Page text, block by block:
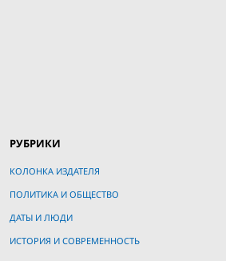
РУБРИКИ
КОЛОНКА ИЗДАТЕЛЯ
ПОЛИТИКА И ОБЩЕСТВО
ДАТЫ И ЛЮДИ
ИСТОРИЯ И СОВРЕМЕННОСТЬ